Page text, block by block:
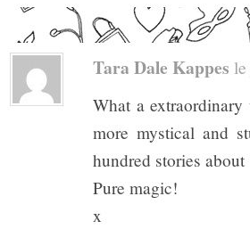
Tara Dale Kappes
What a
more mystical and
hundred stories
Pure magic!
x